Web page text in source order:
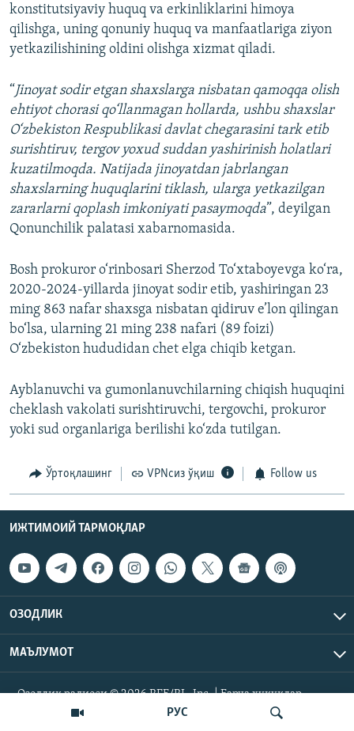
РУС
konstitutsiyaviy huquq va erkinliklarini himoya
qilishga, uning qonuniy huquq va manfaatlariga ziyon
yetkazilishining oldini olishga xizmat qiladi.
“Jinoyat sodir etgan shaxslarga nisbatan qamoqqa olish
ehtiyot chorasi qo‘llanmagan hollarda, ushbu shaxslar
O‘zbekiston Respublikasi davlat chegarasini tark etib
surishtiruv, tergov yoxud suddan yashirinish holatlari
kuzatilmoqda. Natijada jinoyatdan jabrlangan
shaxslarning huquqlarini tiklash, ularga yetkazilgan
zararlarni qoplash imkoniyati pasaymoqda”, deyilgan
Qonunchilik palatasi xabarnomasida.
Bosh prokuror o‘rinbosari Sherzod To‘xtaboyevga ko‘ra,
2020-2024-yillarda jinoyat sodir etib, yashiringan 23
ming 863 nafar shaxsga nisbatan qidiruv e’lon qilingan
bo‘lsa, ularning 21 ming 238 nafari (89 foizi)
O‘zbekiston hududidan chet elga chiqib ketgan.
Ayblanuvchi va gumonlanuvchilarning chiqish huquqini
cheklash vakolati surishtiruvchi, tergovchi, prokuror
yoki sud organlariga berilishi ko‘zda tutilgan.
Ўртоқлашинг VPNсиз ўқиш Follow us
ИЖТИМОИЙ ТАРМОҚЛАР
ОЗОДЛИК
МАЪЛУМОТ
Озодлик радиоси © 2026 RFE/RL, Inc. | Барча ҳуқуқлар
ҳимояланган.